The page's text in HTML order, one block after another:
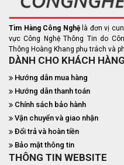
Tìm Hàng Công Nghệ là đơn vị
vực Công Nghệ Thông Tin do
Thông Hoàng Khang phụ trách và
DÀNH CHO KHÁCH HÀNG
Hướng dẫn mua hàng
Hướng dẫn thanh toán
Chính sách bảo hành
Vận chuyển và giao nhận
Đổi trả và hoàn tiền
Bảo mật thông tin
THÔNG TIN WEBSITE